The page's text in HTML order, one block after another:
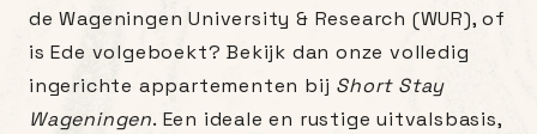
de Wageningen University & Research (WUR), of
is Ede volgeboekt? Bekijk dan onze volledig
ingerichte appartementen bij Short Stay
Wageningen. Een ideale en rustige uitvalsbasis,